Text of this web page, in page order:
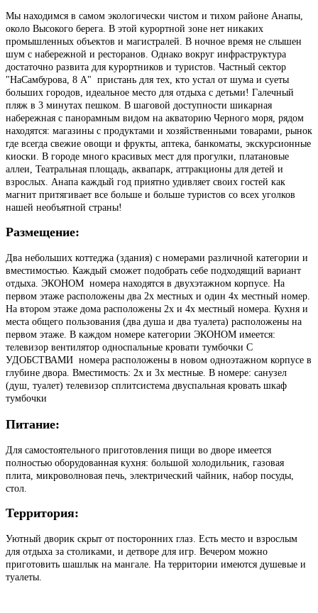
Мы находимся в самом экологически чистом и тихом районе Анапы,
около Высокого берега. В этой курортной зоне нет никаких
промышленных объектов и магистралей. В ночное время не слышен
шум с набережной и ресторанов. Однако вокруг инфраструктура
достаточно развита для курортников и туристов. Частный сектор
"НаСамбурова, 8 А" ­ пристань для тех, кто устал от шума и суеты
больших городов, идеальное место для отдыха с детьми! Галечный
пляж в 3 минутах пешком. В шаговой доступности шикарная
набережная с панорамным видом на акваторию Черного моря, рядом
находятся: магазины с продуктами и хозяйственными товарами, рынок
где всегда свежие овощи и фрукты, аптека, банкоматы, экскурсионные
киоски. В городе много красивых мест для прогулки, платановые
аллеи, Театральная площадь, аквапарк, аттракционы для детей и
взрослых. Анапа каждый год приятно удивляет своих гостей как
магнит притягивает все больше и больше туристов со всех уголков
нашей необъятной страны!
Размещение:
Два небольших коттеджа (здания) с номерами различной категории и
вместимостью. Каждый сможет подобрать себе подходящий вариант
отдыха. ЭКОНОМ ­ номера находятся в двухэтажном корпусе. На
первом этаже расположены два 2­х местных и один 4­х местный номер.
На втором этаже дома расположены 2­х и 4­х местный номера. Кухня и
места общего пользования (два душа и два туалета) расположены на
первом этаже. В каждом номере категории ЭКОНОМ имеется:
телевизор вентилятор односпальные кровати тумбочки С
УДОБСТВАМИ ­ номера расположены в новом одноэтажном корпусе в
глубине двора. Вместимость: 2­х и 3­х местные. В номере: санузел
(душ, туалет) телевизор сплит­система двуспальная кровать шкаф
тумбочки
Питание:
Для самостоятельного приготовления пищи во дворе имеется
полностью оборудованная кухня: большой холодильник, газовая
плита, микроволновая печь, электрический чайник, набор посуды,
стол.
Территория:
Уютный дворик скрыт от посторонних глаз. Есть место и взрослым
для отдыха за столиками, и детворе для игр. Вечером можно
приготовить шашлык на мангале. На территории имеются душевые и
туалеты.